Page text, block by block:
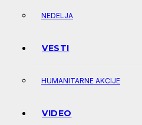
NEDELJA
VESTI
HUMANITARNE AKCIJE
VIDEO